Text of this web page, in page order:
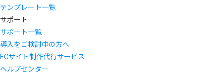
テンプレート一覧
サポート
サポート一覧
導入をご検討中の方へ
ECサイト制作代行サービス
ヘルプセンター